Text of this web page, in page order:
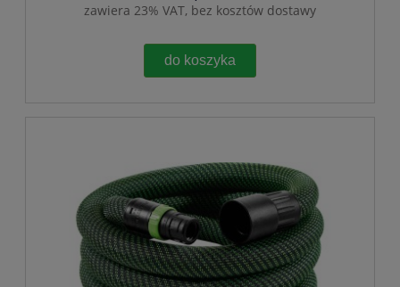
zawiera 23% VAT, bez kosztów dostawy
do koszyka